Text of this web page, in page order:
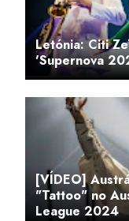
Letónia: Citi
'Supernova
[VÍDEO]
"Tattoo" no
League 2024